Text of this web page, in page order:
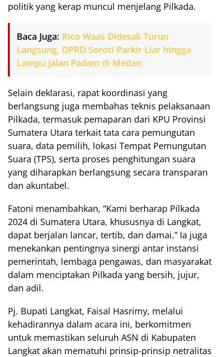
politik yang kerap muncul menjelang Pilkada.
Baca Juga: Rico Waas Didesak Turun
Langsung, DPRD Soroti Parkir Liar hingga
Lampu Jalan Padam di Medan
Selain deklarasi, rapat koordinasi yang
berlangsung juga membahas teknis pelaksanaan
Pilkada, termasuk pemaparan dari KPU Provinsi
Sumatera Utara terkait tata cara pemungutan
suara, data pemilih, lokasi Tempat Pemungutan
Suara (TPS), serta proses penghitungan suara
yang diharapkan berlangsung secara transparan
dan akuntabel.
Fatoni menambahkan, “Kami berharap Pilkada
2024 di Sumatera Utara, khususnya di Langkat,
dapat berjalan lancar, tertib, dan damai.” Ia juga
menekankan pentingnya sinergi antar instansi
pemerintah, lembaga pengawas, dan masyarakat
dalam menciptakan Pilkada yang bersih, jujur,
dan adil.
Pj. Bupati Langkat, Faisal Hasrimy, melalui
kehadirannya dalam acara ini, berkomitmen
untuk memastikan seluruh ASN di Kabupaten
Langkat akan mematuhi prinsip-prinsip netralitas